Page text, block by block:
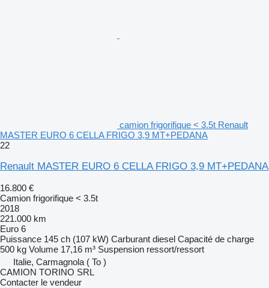
camion frigorifique < 3.5t Renault
MASTER EURO 6 CELLA FRIGO 3,9 MT+PEDANA
22
Renault MASTER EURO 6 CELLA FRIGO 3,9 MT+PEDANA
16.800 €
Camion frigorifique < 3.5t
2018
221.000 km
Euro 6
Puissance 145 ch (107 kW) Carburant diesel Capacité de charge
500 kg Volume 17,16 m³ Suspension ressort/ressort
Italie, Carmagnola ( To )
CAMION TORINO SRL
Contacter le vendeur